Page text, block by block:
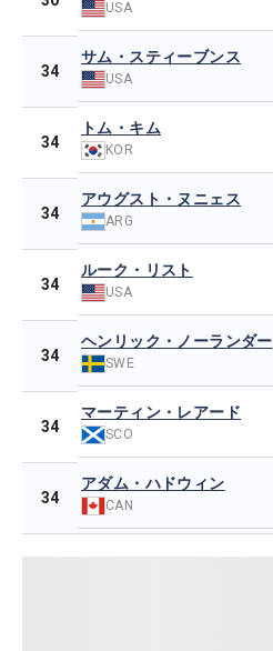
USA
34
サム・スティーブンス
USA
34
トム・キム
KOR
34
アウグスト・ヌニェス
ARG
34
ルーク・リスト
USA
34
ヘンリック・ノーランダー
SWE
34
マーティン・レアード
SCO
34
アダム・ハドウィン
CAN